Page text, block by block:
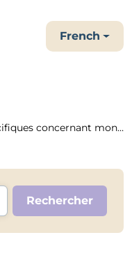
French
concernant mon héb...